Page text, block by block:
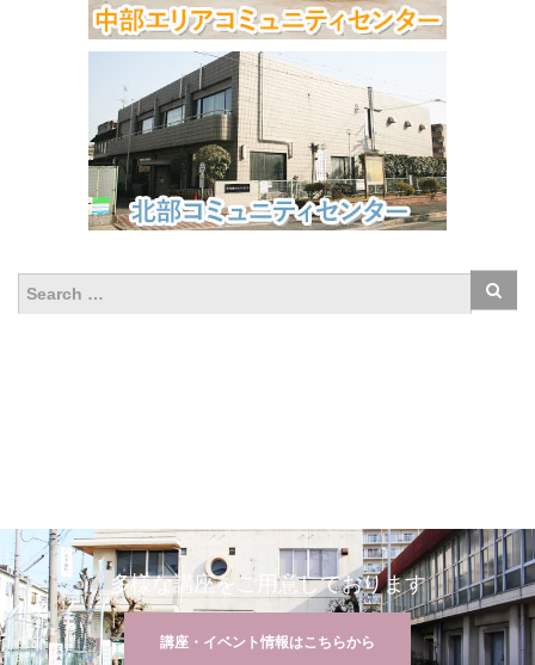
多様な講座をご用意しております
講座・イベント情報はこちらから